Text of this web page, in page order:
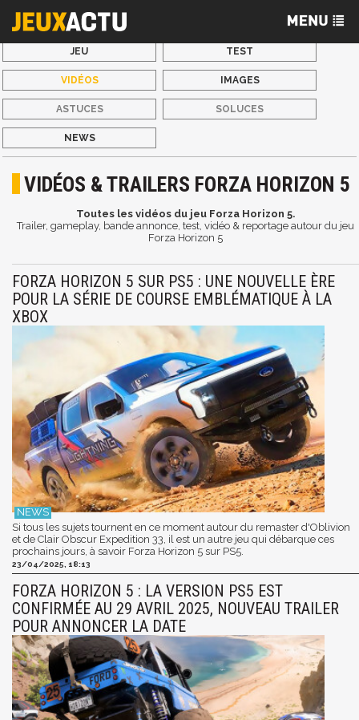
JEU TEST
VIDÉOS IMAGES
ASTUCES SOLUCES
NEWS
VIDÉOS & TRAILERS FORZA HORIZON 5
Toutes les vidéos du jeu Forza Horizon 5.
Trailer, gameplay, bande annonce, test, vidéo & reportage autour du jeu
Forza Horizon 5
FORZA HORIZON 5 SUR PS5 : UNE NOUVELLE ÈRE
POUR LA SÉRIE DE COURSE EMBLÉMATIQUE À LA
XBOX
Si tous les sujets tournent en ce moment autour du remaster d'Oblivion
et de Clair Obscur Expedition 33, il est un autre jeu qui débarque ces
prochains jours, à savoir Forza Horizon 5 sur PS5.
23/04/2025, 18:13
FORZA HORIZON 5 : LA VERSION PS5 EST
CONFIRMÉE AU 29 AVRIL 2025, NOUVEAU TRAILER
POUR ANNONCER LA DATE